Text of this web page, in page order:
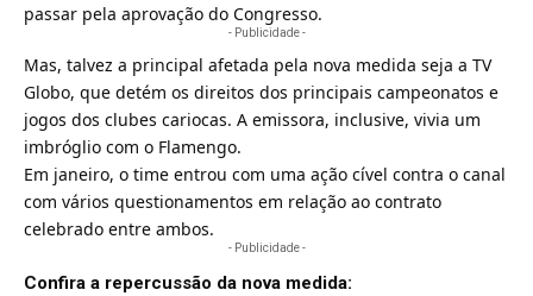
passar pela aprovação do Congresso.
- Publicidade -
Mas, talvez a principal afetada pela nova medida seja a TV
Globo, que detém os direitos dos principais campeonatos e
jogos dos clubes cariocas. A emissora, inclusive, vivia um
imbróglio com o Flamengo.
Em janeiro, o time entrou com uma ação cível contra o canal
com vários questionamentos em relação ao contrato
celebrado entre ambos.
- Publicidade -
Confira a repercussão da nova medida: